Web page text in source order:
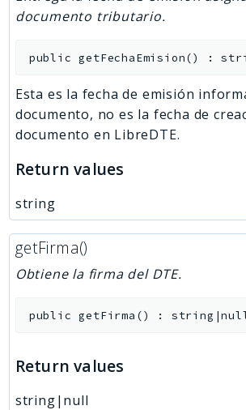
documento tributario.
public getFechaEmision() :
Esta es la fecha de emisión
documento, no es la fecha de
documento en LibreDTE.
Return values
string
getFirma()
Obtiene la firma del DTE.
public getFirma () :
Return values
string|null